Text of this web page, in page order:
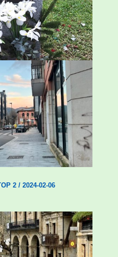
larriena»
02-06
buruzko lehen
Durangok
2/ 2024-02-06